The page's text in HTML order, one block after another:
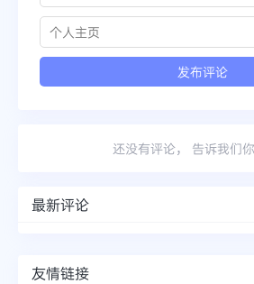
还没有评论， 告诉我们
最新评论
友情链接